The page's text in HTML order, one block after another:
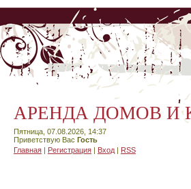
АРЕНДА ДОМОВ И
Пятница, 07.08.2026, 14:37
Приветствую Вас Гость
Главная | Регистрация | Вход | RSS